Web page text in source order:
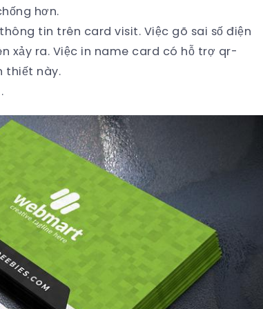
hơn.
tin trên card visit. Việc gõ sai số điện
xảy ra. Việc in name card có hỗ trợ qr-
thiết này.